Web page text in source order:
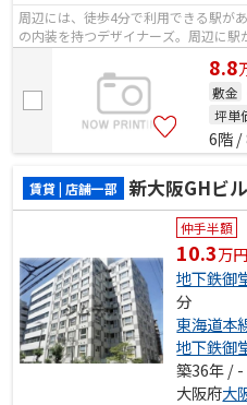
周辺には、徒歩4分で利用できる駅が
の内装を持つデザイナーズ。周辺に
す。
8.8
敷金
坪単
6階 /
賃貸 | 店舗一部 新大阪GHビル
仲手半額
10.3万円
地下鉄御
分
東海道本
地下鉄御
築36年 / -
大阪府大